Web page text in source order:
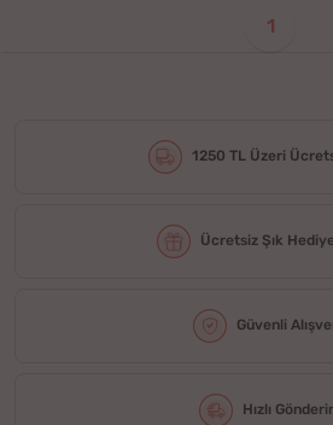
1
1250 TL Üzeri
Ücretsiz Şık
Güvenli
Hızlı